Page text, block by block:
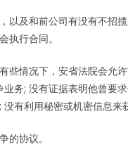
以及和前公司有没有不招
执行合同。
些情况下，安省法院会允
务; 没有证据表明他曾要
有利用秘密或机密信息来
的协议。